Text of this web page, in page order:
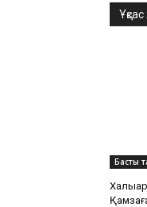
Басты